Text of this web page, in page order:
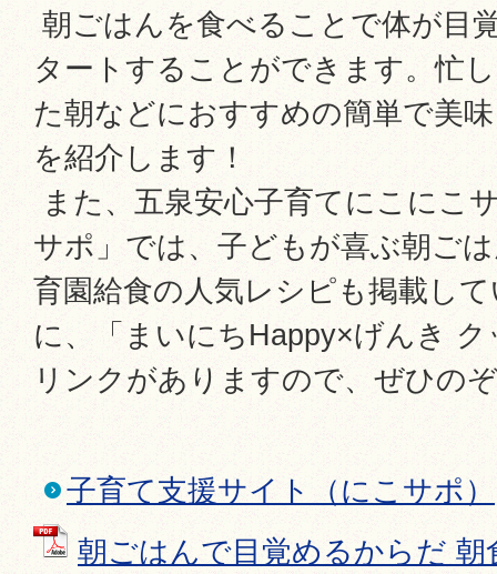
朝ごはんを食べることで体が目
タートすることができます。忙
た朝などにおすすめの簡単で美
を紹介します！
また、五泉安心子育てにこにこ
サポ」では、子どもが喜ぶ朝ご
育園給食の人気レシピも掲載し
に、「まいにちHappy×げんき
リンクがありますので、ぜひの
子育て支援サイト（にこサポ）
朝ごはんで目覚めるからだ